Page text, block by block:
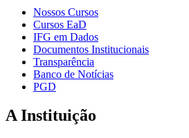
Nossos Cursos
Cursos EaD
IFG em Dados
Documentos Institucionais
Transparência
Banco de Notícias
PGD
A Instituição